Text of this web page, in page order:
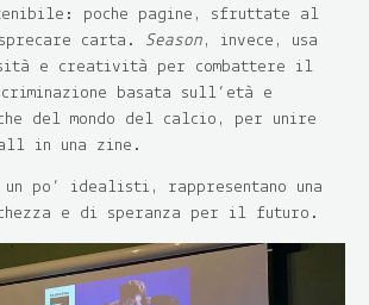
poche pagine, sfruttate al
carta. Season , invece, usa
e creatività per combattere il
basata sull’età e
del mondo del calcio, per unire
in una zine.
po’ idealisti, rappresentano una
e di speranza per il futuro.